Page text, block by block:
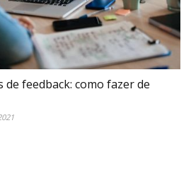
feedback: como fazer de